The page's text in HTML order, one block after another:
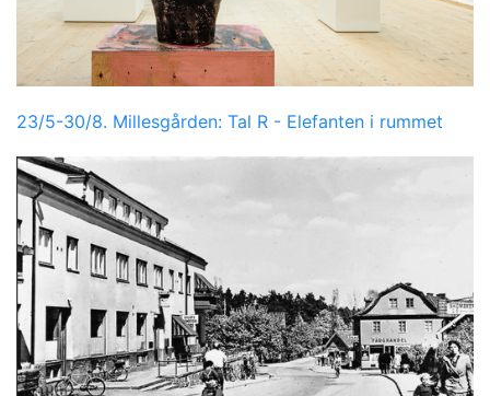
23/5-30/8. Millesgården: Tal R - Elefanten i rummet